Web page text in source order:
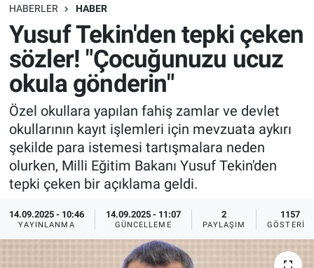
HABERLER HABER
Yusuf Tekin'den tepki çeken
sözler! "Çocuğunuzu ucuz
okula gönderin"
Özel okullara yapılan fahiş zamlar ve devlet
okullarının kayıt işlemleri için mevzuata aykırı
şekilde para istemesi tartışmalara neden
olurken, Milli Eğitim Bakanı Yusuf Tekin'den
tepki çeken bir açıklama geldi.
14.09.2025 - 10:46
YAYINLANMA
14.09.2025 - 11:07
GÜNCELLEME
2
PAYLAŞIM
1157
GÖSTERIM
Bilim turu
Bilim ve Teknoloji Evreni
Doğa Konuşuyor
Dünya
Ege Saati
Ege'den Esintiler
Eğitim
Dünya
Teknoloji
Sağlık
Spor
Yayın Akışı
İletişim
Trafik Durumu
Süper Lig Puan Durumu ve Fikstür
Tüm Manşetler
Son Dakika Haberleri
Haber Arşivi